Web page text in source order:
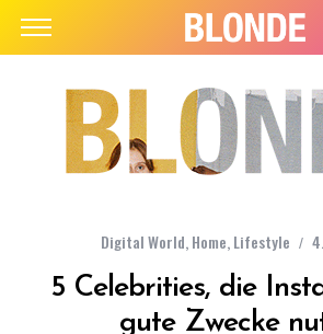
Digital World,Home,Lifestyle
5 Celebrities, die
gute Zwecke